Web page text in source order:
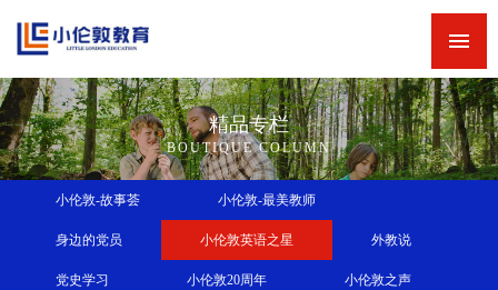
新闻中心
精品专栏
精品课程
英语角
精品专栏
BOUTIQUE COLUMN
小伦敦-故事荟 小伦敦-最美教师
身边的党员 小伦敦英语之星 外教说
党史学习 小伦敦20周年 小伦敦之声